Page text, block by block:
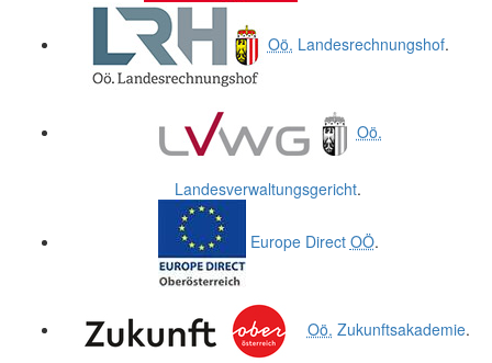
Oö. Landesrechnungshof.
Oö.
Landesverwaltungsgericht.
Europe Direct OÖ.
Oö. Zukunftsakademie.